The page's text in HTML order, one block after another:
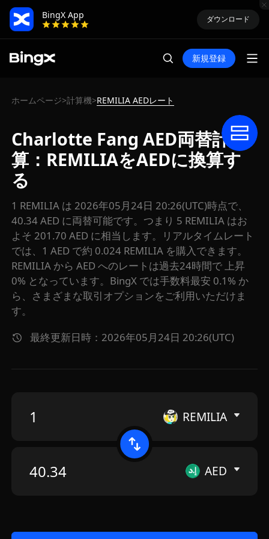
BingX App
ダウンロード
新規登録
ホームページ>計算機>REMILIA AEDレート
Charlotte Fang AED両替計
算：REMILIAをAEDに換算す
る
1 REMILIA は 2026年05月24日 20:26(UTC)時点で、
40.34 AED に両替可能です。つまり 5 REMILIA はお
よそ 201.70 AED に相当します。リアルタイムレート
では、1 AED で約 0.024 REMILIA を購入できます。
REMILIA から AED へのレートは過去24時間で 上昇
0% となっています。BingX では手数料最安 0.1% か
ら、さまざまな取引オプションをご利用いただけま
す。
最終更新日時：2026年05月24日 20:26(UTC)
REMILIA
AED